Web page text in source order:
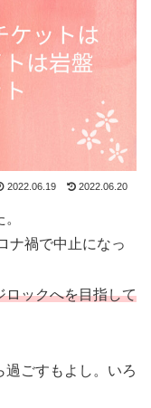
2022.06.19 2022.06.20
ナ禍で中止になっ
ロックへを目指して
ごすもよし。いろ